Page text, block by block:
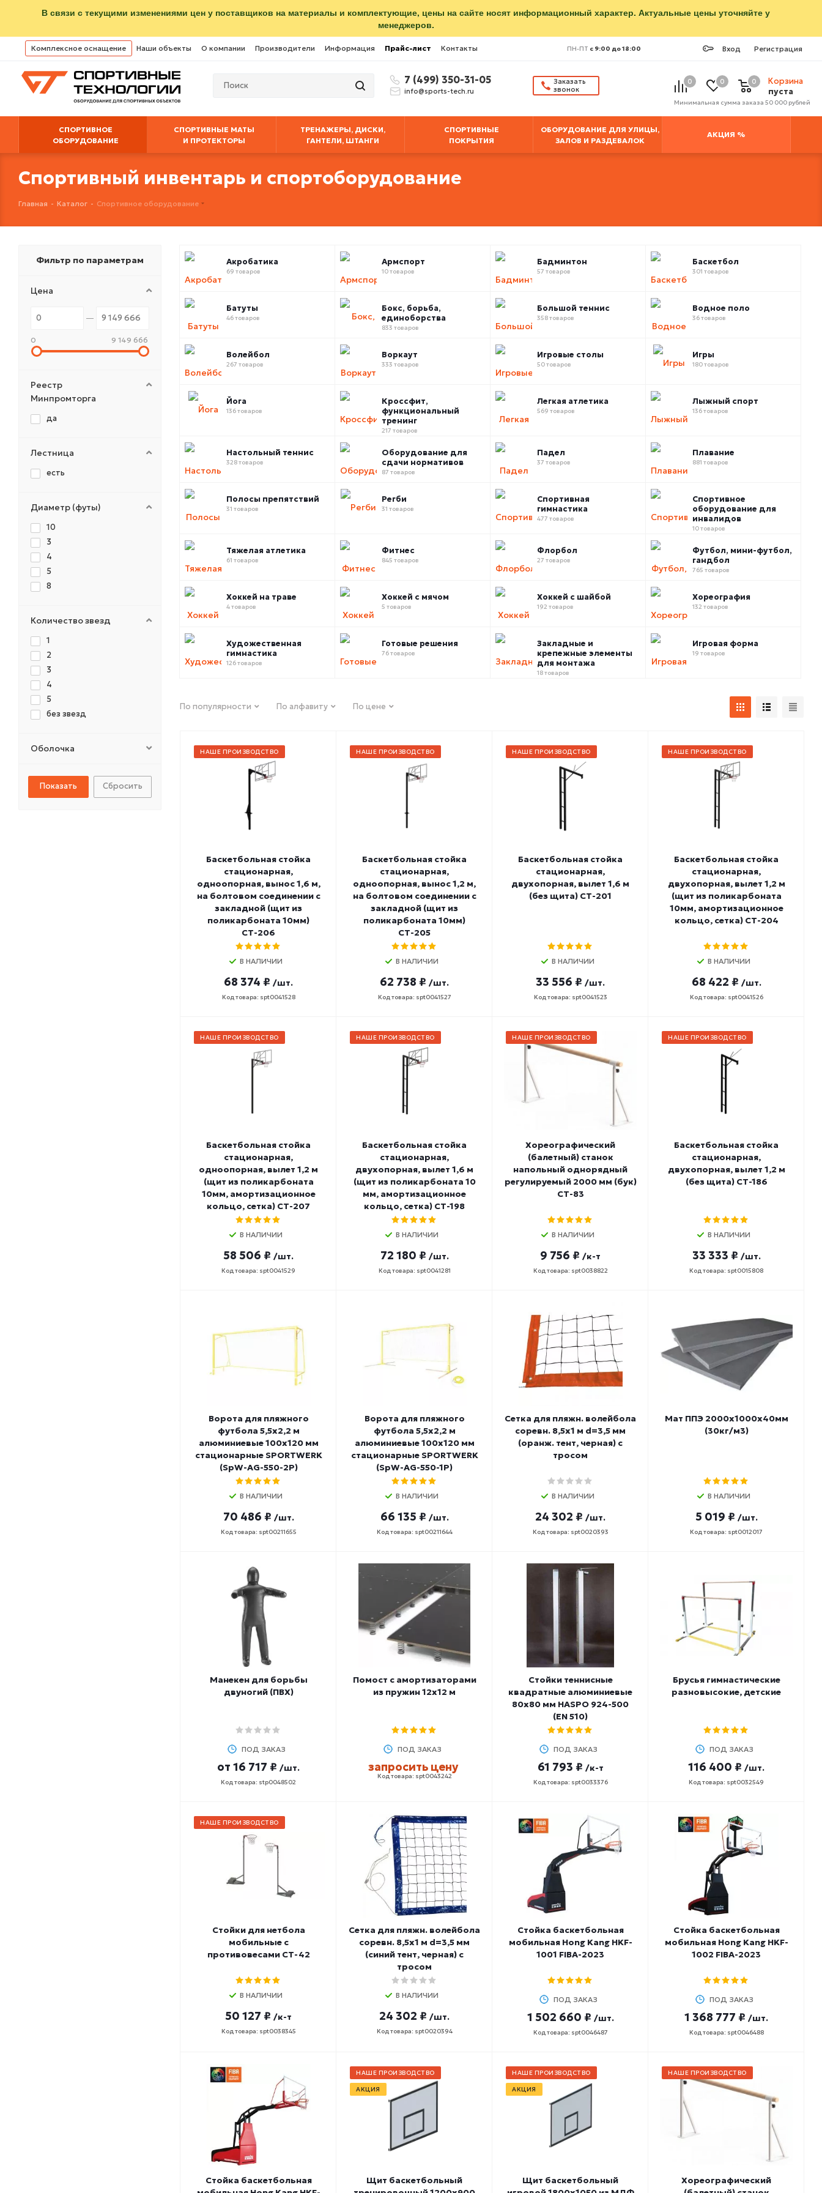
В связи с текущими изменениями цен у поставщиков на материалы и комплектующие, цены на сайте носят информационный характер. Актуальные цены уточняйте у
менеджеров.
Комплексное оснащение Наши объекты О компании Производители Информация Прайс-лист Контакты Вход Регистрация
ПН-ПТ с 9:00 до 18:00
7 (499) 350-31-05
info@sports-tech.ru
Заказать
звонок
0 0
Корзина
пуста
0
Минимальная сумма заказа 50 000 рублей
СПОРТИВНОЕ
ОБОРУДОВАНИЕ
СПОРТИВНЫЕ МАТЫ
И ПРОТЕКТОРЫ
ТРЕНАЖЕРЫ, ДИСКИ,
ГАНТЕЛИ, ШТАНГИ
СПОРТИВНЫЕ
ПОКРЫТИЯ
ОБОРУДОВАНИЕ ДЛЯ УЛИЦЫ,
ЗАЛОВ И РАЗДЕВАЛОК
АКЦИЯ %
Спортивный инвентарь и спортоборудование
Главная - Каталог - Спортивное оборудование
Акробатика
69 товаров
Армспорт
10 товаров
Бадминтон
57 товаров
Баскетбол
301 товаров
Батуты
46 товаров
Бокс, борьба,
единоборства
833 товаров
Большой теннис
358 товаров
Водное поло
36 товаров
Волейбол
267 товаров
Воркаут
333 товаров
Игровые столы
50 товаров
Игры
180 товаров
Йога
136 товаров
Кроссфит,
функциональный
тренинг
217 товаров
Легкая атлетика
569 товаров
Лыжный спорт
136 товаров
Настольный теннис
328 товаров
Оборудование для
сдачи нормативов
87 товаров
Падел
37 товаров
Плавание
881 товаров
Полосы препятствий
31 товаров
Регби
31 товаров
Спортивная
гимнастика
477 товаров
Спортивное
оборудование для
инвалидов
10 товаров
Тяжелая атлетика
61 товаров
Фитнес
845 товаров
Флорбол
27 товаров
Футбол, мини-футбол,
гандбол
765 товаров
Хоккей на траве
4 товаров
Хоккей с мячом
5 товаров
Хоккей с шайбой
192 товаров
Хореография
132 товаров
Художественная
гимнастика
126 товаров
Готовые решения
76 товаров
Закладные и
крепежные элементы
для монтажа
18 товаров
Игровая форма
19 товаров
По популярности По алфавиту По цене
НАШЕ ПРОИЗВОДСТВО
Баскетбольная стойка
стационарная,
одноопорная, вынос 1,6 м,
на болтовом соединении с
закладной (щит из
поликарбоната 10мм)
СТ-206
В НАЛИЧИИ
68 374 ₽ /шт.
Код товара: spt0041528
НАШЕ ПРОИЗВОДСТВО
Баскетбольная стойка
стационарная,
одноопорная, вынос 1,2 м,
на болтовом соединении с
закладной (щит из
поликарбоната 10мм)
СТ-205
В НАЛИЧИИ
62 738 ₽ /шт.
Код товара: spt0041527
НАШЕ ПРОИЗВОДСТВО
Баскетбольная стойка
стационарная,
двухопорная, вылет 1,6 м
(без щита) СТ-201
В НАЛИЧИИ
33 556 ₽ /шт.
Код товара: spt0041523
НАШЕ ПРОИЗВОДСТВО
Баскетбольная стойка
стационарная,
двухопорная, вылет 1,2 м
(щит из поликарбоната
10мм, амортизационное
кольцо, сетка) СТ-204
В НАЛИЧИИ
68 422 ₽ /шт.
Код товара: spt0041526
НАШЕ ПРОИЗВОДСТВО
Баскетбольная стойка
стационарная,
одноопорная, вылет 1,2 м
(щит из поликарбоната
10мм, амортизационное
кольцо, сетка) СТ-207
В НАЛИЧИИ
58 506 ₽ /шт.
Код товара: spt0041529
НАШЕ ПРОИЗВОДСТВО
Баскетбольная стойка
стационарная,
двухопорная, вылет 1,6 м
(щит из поликарбоната 10
мм, амортизационное
кольцо, сетка) СТ-198
В НАЛИЧИИ
72 180 ₽ /шт.
Код товара: spt0041281
НАШЕ ПРОИЗВОДСТВО
Хореографический
(балетный) станок
напольный однорядный
регулируемый 2000 мм (бук)
СТ-83
В НАЛИЧИИ
9 756 ₽ /к-т
Код товара: spt0038822
НАШЕ ПРОИЗВОДСТВО
Баскетбольная стойка
стационарная,
двухопорная, вылет 1,2 м
(без щита) СТ-186
В НАЛИЧИИ
33 333 ₽ /шт.
Код товара: spt0015808
Ворота для пляжного
футбола 5,5х2,2 м
алюминиевые 100х120 мм
стационарные SPORTWERK
(SpW-AG-550-2P)
В НАЛИЧИИ
70 486 ₽ /шт.
Код товара: spt00211655
Ворота для пляжного
футбола 5,5х2,2 м
алюминиевые 100х120 мм
стационарные SPORTWERK
(SpW-AG-550-1P)
В НАЛИЧИИ
66 135 ₽ /шт.
Код товара: spt00211644
Сетка для пляжн. волейбола
соревн. 8,5х1 м d=3,5 мм
(оранж. тент, черная) с
тросом
В НАЛИЧИИ
24 302 ₽ /шт.
Код товара: spt0020393
Мат ППЭ 2000х1000х40мм
(30кг/м3)
В НАЛИЧИИ
5 019 ₽ /шт.
Код товара: spt0012017
Манекен для борьбы
двуногий (ПВХ)
ПОД ЗАКАЗ
от 16 717 ₽ /шт.
Код товара: stp0048502
Помост с амортизаторами
из пружин 12х12 м
ПОД ЗАКАЗ
запросить цену
Код товара: spt0043242
Стойки теннисные
квадратные алюминиевые
80х80 мм HASPO 924-500
(EN 510)
ПОД ЗАКАЗ
61 793 ₽ /к-т
Код товара: spt0033376
Брусья гимнастические
разновысокие, детские
ПОД ЗАКАЗ
116 400 ₽ /шт.
Код товара: spt0032549
НАШЕ ПРОИЗВОДСТВО
Стойки для нетбола
мобильные с
противовесами СТ-42
В НАЛИЧИИ
50 127 ₽ /к-т
Код товара: spt0038345
Сетка для пляжн. волейбола
соревн. 8,5х1 м d=3,5 мм
(синий тент, черная) с
тросом
В НАЛИЧИИ
24 302 ₽ /шт.
Код товара: spt0020394
Стойка баскетбольная
мобильная Hong Kang HKF-
1001 FIBA-2023
ПОД ЗАКАЗ
1 502 660 ₽ /шт.
Код товара: spt0046487
Стойка баскетбольная
мобильная Hong Kang HKF-
1002 FIBA-2023
ПОД ЗАКАЗ
1 368 777 ₽ /шт.
Код товара: spt0046488
Стойка баскетбольная
НАШЕ ПРОИЗВОДСТВО
АКЦИЯ
Щит баскетбольный
НАШЕ ПРОИЗВОДСТВО
АКЦИЯ
Щит баскетбольный
НАШЕ ПРОИЗВОДСТВО
Хореографический
Фильтр по параметрам
Цена
0 9 149 666
Реестр
Минпромторга
да
Лестница
есть
Диаметр (футы)
10
3
4
5
8
Количество звезд
1
2
3
4
5
без звезд
Оболочка
Сбросить